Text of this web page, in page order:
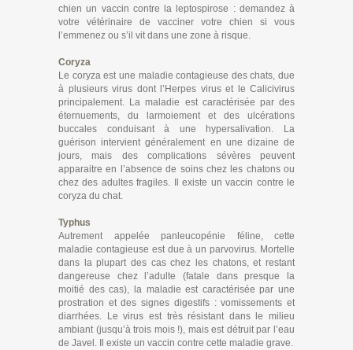
chien un vaccin contre la leptospirose : demandez à
votre vétérinaire de vacciner votre chien si vous
l’emmenez ou s’il vit dans une zone à risque.
Coryza
Le coryza est une maladie contagieuse des chats, due
à plusieurs virus dont l’Herpes virus et le Calicivirus
principalement. La maladie est caractérisée par des
éternuements, du larmoiement et des ulcérations
buccales conduisant à une hypersalivation. La
guérison intervient généralement en une dizaine de
jours, mais des complications sévères peuvent
apparaitre en l’absence de soins chez les chatons ou
chez des adultes fragiles. Il existe un vaccin contre le
coryza du chat.
Typhus
Autrement appelée panleucopénie féline, cette
maladie contagieuse est due à un parvovirus. Mortelle
dans la plupart des cas chez les chatons, et restant
dangereuse chez l’adulte (fatale dans presque la
moitié des cas), la maladie est caractérisée par une
prostration et des signes digestifs : vomissements et
diarrhées. Le virus est très résistant dans le milieu
ambiant (jusqu’à trois mois !), mais est détruit par l’eau
de Javel. Il existe un vaccin contre cette maladie grave.